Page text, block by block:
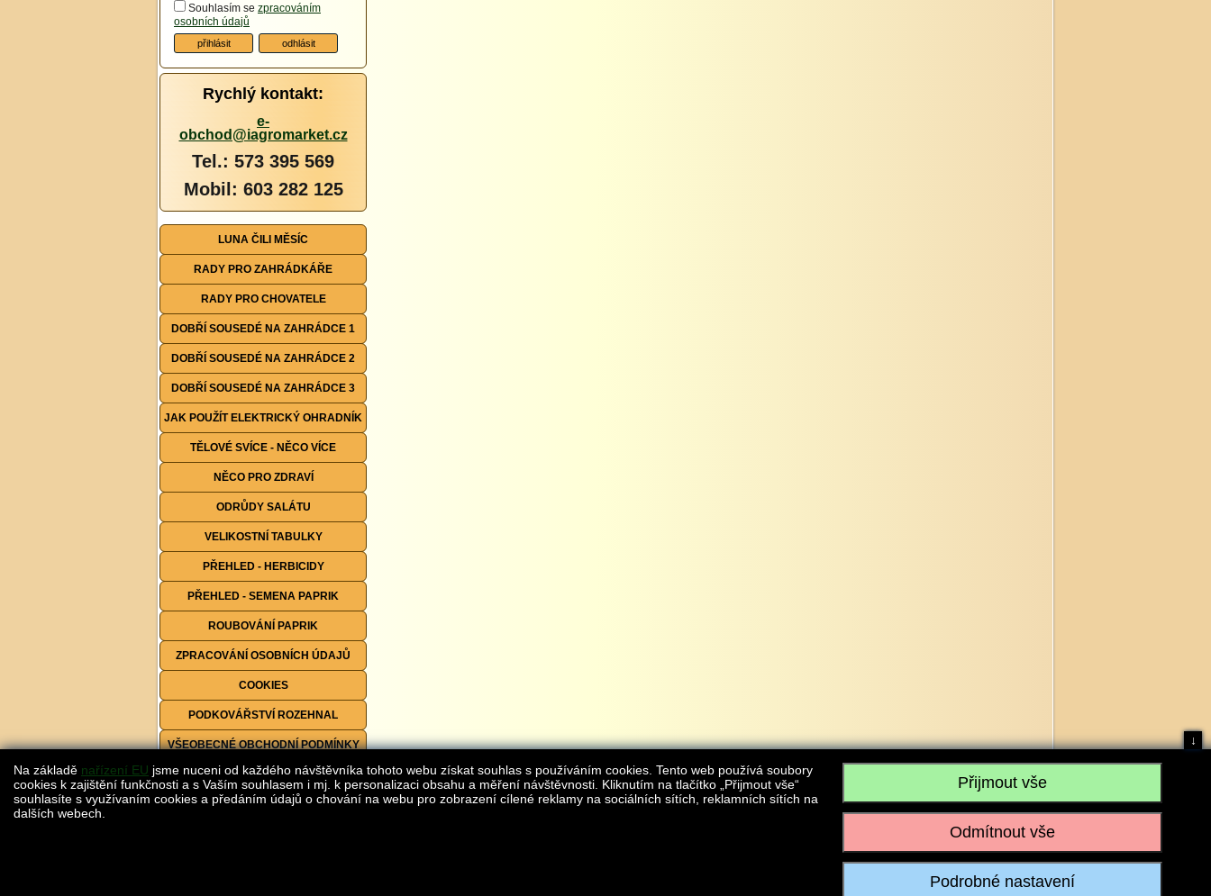
Souhlasím se zpracováním
osobních údajů
Rychlý kontakt:
e-
obchod@iagromarket.cz
Tel.: 573 395 569
Mobil: 603 282 125
LUNA ČILI MĚSÍC
RADY PRO ZAHRÁDKÁŘE
RADY PRO CHOVATELE
DOBŘÍ SOUSEDÉ NA ZAHRÁDCE 1
DOBŘÍ SOUSEDÉ NA ZAHRÁDCE 2
DOBŘÍ SOUSEDÉ NA ZAHRÁDCE 3
JAK POUŽÍT ELEKTRICKÝ OHRADNÍK
TĚLOVÉ SVÍCE - NĚCO VÍCE
NĚCO PRO ZDRAVÍ
ODRŮDY SALÁTU
VELIKOSTNÍ TABULKY
PŘEHLED - HERBICIDY
PŘEHLED - SEMENA PAPRIK
ROUBOVÁNÍ PAPRIK
ZPRACOVÁNÍ OSOBNÍCH ÚDAJŮ
COOKIES
PODKOVÁŘSTVÍ ROZEHNAL
VŠEOBECNÉ OBCHODNÍ PODMÍNKY
FORMULÁŘE KE STAŽENÍ
je AGROMARKET IRSI s.r.o., IČO: 28304845, se sídlem č.p. 17, 768 75 Loukov
Realizace:w-software.com
Na základě nařízení EU jsme nuceni od každého návštěvníka tohoto webu získat souhlas s používáním cookies. Tento web používá soubory
cookies k zajištění funkčnosti a s Vaším souhlasem i mj. k personalizaci obsahu a měření návštěvnosti. Kliknutím na tlačítko „Přijmout vše“
souhlasíte s využívaním cookies a předáním údajů o chování na webu pro zobrazení cílené reklamy na sociálních sítích, reklamních sítích na
dalších webech.
↓